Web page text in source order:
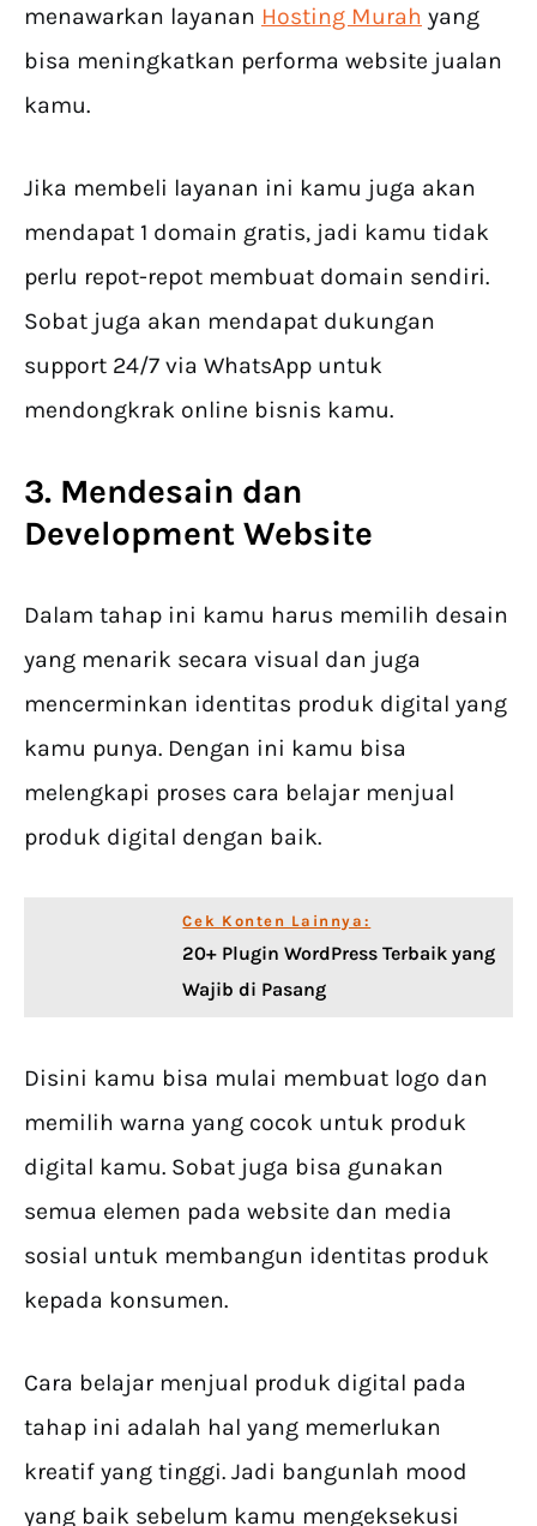
menawarkan layanan Hosting Murah yang
bisa meningkatkan performa website jualan
kamu.
Jika membeli layanan ini kamu juga akan
mendapat 1 domain gratis, jadi kamu tidak
perlu repot-repot membuat domain sendiri.
Sobat juga akan mendapat dukungan
support 24/7 via WhatsApp untuk
mendongkrak online bisnis kamu.
3. Mendesain dan
Development Website
Dalam tahap ini kamu harus memilih desain
yang menarik secara visual dan juga
mencerminkan identitas produk digital yang
kamu punya. Dengan ini kamu bisa
melengkapi proses cara belajar menjual
produk digital dengan baik.
Cek Konten Lainnya:
20+ Plugin WordPress Terbaik yang
Wajib di Pasang
Disini kamu bisa mulai membuat logo dan
memilih warna yang cocok untuk produk
digital kamu. Sobat juga bisa gunakan
semua elemen pada website dan media
sosial untuk membangun identitas produk
kepada konsumen.
Cara belajar menjual produk digital pada
tahap ini adalah hal yang memerlukan
kreatif yang tinggi. Jadi bangunlah mood
yang baik sebelum kamu mengeksekusi